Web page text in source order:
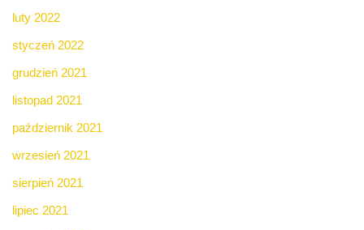
luty 2022
styczeń 2022
grudzień 2021
listopad 2021
październik 2021
wrzesień 2021
sierpień 2021
lipiec 2021